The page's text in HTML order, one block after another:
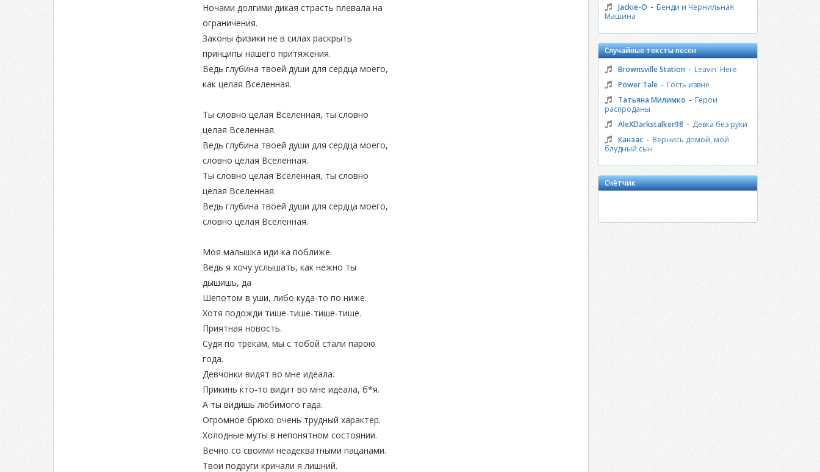
Ночами долгими дикая страсть плевала на
ограничения.
Законы физики не в силах раскрыть
принципы нашего притяжения.
Ведь глубина твоей души для сердца моего,
как целая Вселенная.
Ты словно целая Вселенная, ты словно
целая Вселенная.
Ведь глубина твоей души для сердца моего,
словно целая Вселенная.
Ты словно целая Вселенная, ты словно
целая Вселенная.
Ведь глубина твоей души для сердца моего,
словно целая Вселенная.
Моя малышка иди-ка поближе.
Ведь я хочу услышать, как нежно ты
дышишь, да
Шепотом в уши, либо куда-то по ниже.
Хотя подожди тише-тише-тише-тише.
Приятная новость.
Судя по трекам, мы с тобой стали парою
года.
Девчонки видят во мне идеала.
Прикинь кто-то видит во мне идеала, б*я.
А ты видишь любимого гада.
Огромное брюхо очень трудный характер.
Холодные муты в непонятном состоянии.
Вечно со своими неадекватными пацанами.
Твои подруги кричали я лишний.
Jackie-O - Бенди и Чернильная
Машина
Случайные тексты песен
Brownsville Station - Leavin' Here
Power Tale - Гость извне
Татьяна Милимко - Герои
распроданы
AleXDarkstalker98 - Девка без руки
Канзас - Вернись домой, мой
блудный сын
Счётчик